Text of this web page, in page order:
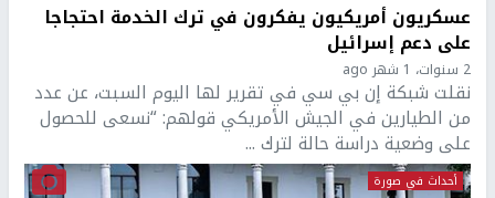
عسكريون أمريكيون يفكرون في ترك الخدمة احتجاجا
على دعم إسرائيل
2 سنوات، 1 شهر ago
نقلت شبكة إن بي سي في تقرير لها اليوم السبت، عن عدد
من الطيارين في الجيش الأمريكي قولهم: “نسعى للحصول
على وضعية دراسة حالة لترك ...
أحداث في صورة